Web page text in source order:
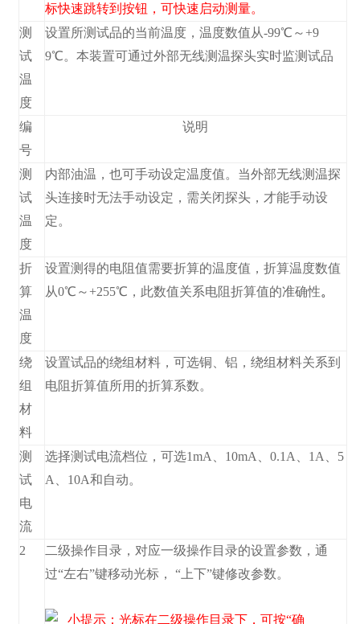
标快速跳转到 按钮，可快速启动测量。
测
试
温
度
设置所测试品的当前温度，温度数值从-99℃～+9
9℃。本装置可通过外部无线测温探头实时监测试品
编
号
说明
测
试
温
度
内部油温，也可手动设定温度值。当外部无线测温探
头连接时无法手动设定，需关闭探头，才能手动设
定。
折
算
温
度
设置测得的电阻值需要折算的温度值，折算温度数值
从0℃～+255℃，此数值关系电阻折算值的准确性。
绕
组
材
料
设置试品的绕组材料，可选铜、铝，绕组材料关系到
电阻折算值所用的折算系数。
测
试
电
流
选择测试电流档位，可选1mA、10mA、0.1A、1A、5
A、10A和自动。
2
二级操作目录，对应一级操作目录的设置参数，通
过“左右”键移动光标， “上下”键修改参数。
小提示：光标在二级操作目录下，可按“确